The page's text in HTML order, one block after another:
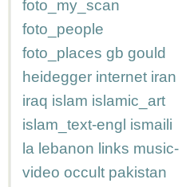
foto_my_scan
foto_people
foto_places gb gould
heidegger internet iran
iraq islam islamic_art
islam_text-engl ismaili
la lebanon links music-
video occult pakistan